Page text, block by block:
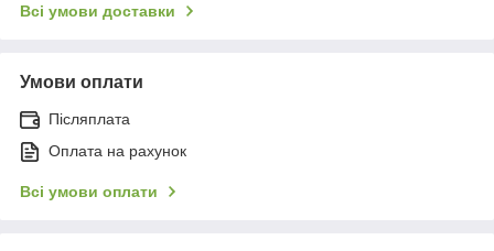
Всі умови доставки
Умови оплати
Післяплата
Оплата на рахунок
Всі умови оплати